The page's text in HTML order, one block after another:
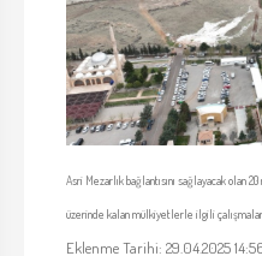
Asri Mezarlık bağlantısını sağlayacak olan
üzerinde kalan mülkiyetlerle ilgili çalışmalar
Eklenme Tarihi: 29.04.2025